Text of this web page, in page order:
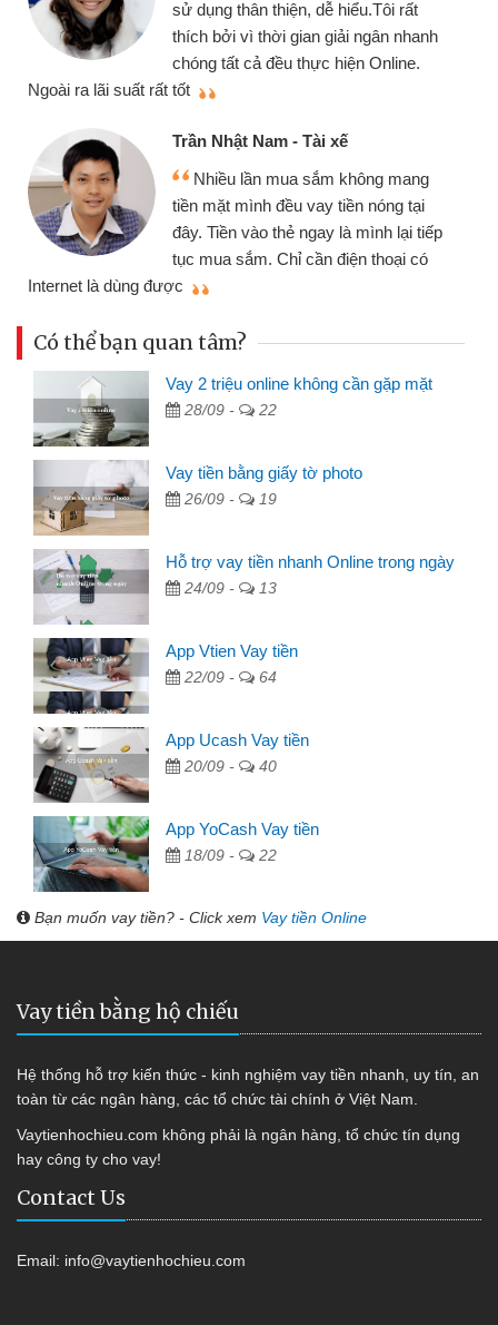
sử dụng thân thiện, dễ hiểu.Tôi rất
thích bởi vì thời gian giải ngân nhanh
chóng tất cả đều thực hiện Online.
Ngoài ra lãi suất rất tốt
Trần Nhật Nam - Tài xế
Nhiều lần mua sắm không mang
tiền mặt mình đều vay tiền nóng tại
đây. Tiền vào thẻ ngay là mình lại tiếp
tục mua sắm. Chỉ cần điện thoại có
Internet là dùng được
Có thể bạn quan tâm?
Vay 2 triệu online không cần gặp mặt
28/09 - 22
Vay tiền bằng giấy tờ photo
26/09 - 19
Hỗ trợ vay tiền nhanh Online trong ngày
24/09 - 13
App Vtien Vay tiền
22/09 - 64
App Ucash Vay tiền
20/09 - 40
App YoCash Vay tiền
18/09 - 22
Bạn muốn vay tiền? - Click xem Vay tiền Online
Vay tiền bằng hộ chiếu
Hệ thống hỗ trợ kiến thức - kinh nghiệm vay tiền nhanh, uy tín, an
toàn từ các ngân hàng, các tổ chức tài chính ở Việt Nam.
Vaytienhochieu.com không phải là ngân hàng, tổ chức tín dụng
hay công ty cho vay!
Contact Us
Email: info@vaytienhochieu.com